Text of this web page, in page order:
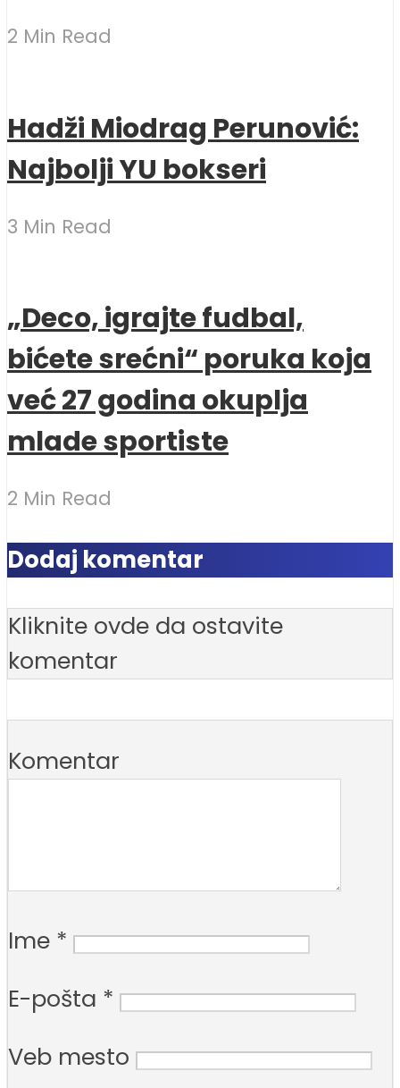
2 Min Read
Hadži Miodrag Perunović:
Najbolji YU bokseri
3 Min Read
„Deco, igrajte fudbal,
bićete srećni“ poruka koja
već 27 godina okuplja
mlade sportiste
2 Min Read
Dodaj komentar
Kliknite ovde da ostavite
komentar
Komentar
Ime *
E-pošta *
Veb mesto